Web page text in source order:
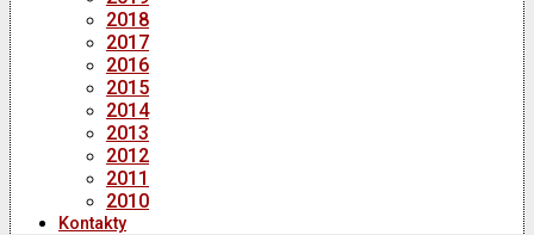
2018
2017
2016
2015
2014
2013
2012
2011
2010
Kontakty